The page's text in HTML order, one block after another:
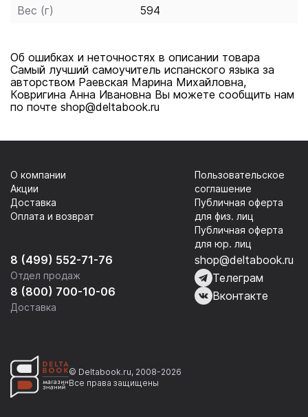
Вес (г) 594
Об ошибках и неточностях в описании товара
Самый лучший самоучитель испанского языка за
авторством Раевская Марина Михайловна,
Ковригина Анна Ивановна Вы можете сообщить нам
по почте shop@deltabook.ru
8 (499) 552-71-76
Отдел продаж
8 (800) 700-10-06
Доставка
О компании
Акции
Доставка
Оплата и возврат
Пользовательское
соглашение
Публичная оферта
для физ. лиц
Публичная оферта
для юр. лиц
shop@deltabook.ru
Телеграм
Вконтакте
© Deltabook.ru, 2008-2026
Все права защищены